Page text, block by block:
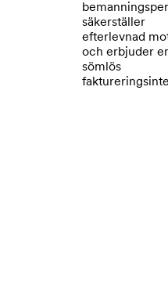
säkerställer
efterlevnad
och erbjuder
sömlös